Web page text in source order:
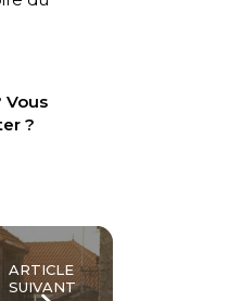
Vous
?
ARTICLE
SUIVANT